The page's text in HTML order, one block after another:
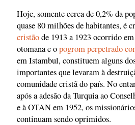
Hoje, somente cerca de 0,2% da
quase 80 milhões de habitantes, é
cristãode 1913 a 1923 ocorrido
otomana e opogrom perpetrado
em Istambul, constituem alguns
importantes que levaram à
comunidade cristã do país. No
após a adesão da Turquia ao
e à OTAN em 1952, os
continuam sendo oprimidos.